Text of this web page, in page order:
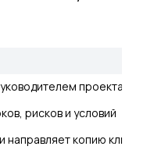
проекта
рисков и условий
направляет копию клиенту